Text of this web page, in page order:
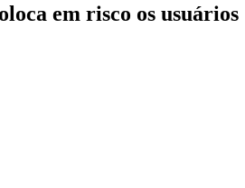
em risco os usuários